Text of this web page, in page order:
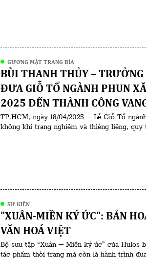
GƯƠNG MẶT TRANG BÌA
BÙI THANH THỦY – TRƯỞNG
ĐƯA GIỖ TỔ NGÀNH PHUN XĂM THẨM MỸ VIỆT NAM
2025 ĐẾN THÀNH CÔNG
TP.HCM, ngày 18/04/2025 – Lễ Giỗ Tổ
không khí trang nghiêm và thiêng liêng, quy
SỰ KIỆN
"XUÂN-MIỀN KÝ ỨC": BẢN
VĂN HOÁ VIỆT
Bộ sưu tập “Xuân – Miền ký ức” của
tác phẩm thời trang mà còn là hành trình